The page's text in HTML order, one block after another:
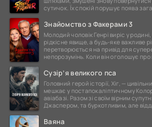
сутичок. Їх спокій порушує поява
Знайомство з Факерами 3
Молодий чоловік Генрі виріс у
рідкісне явище, а будь-яке важливе
перетворюється на привід для
непорозумінь. Коли він оголошує
Сузір’я великого пса
Головний герой історії, Хіг, —
мешкає у постапокаліптичному
авіабазі. Разом зі своїм вірним
Джаспером, та буркотливим, але
Ваяна